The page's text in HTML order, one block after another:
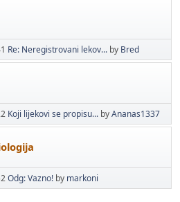
Re: Neregistrovani lekov... by Bred
Koji lijekovi se propisu... byAnanas1337
Odg: Vazno! by markoni